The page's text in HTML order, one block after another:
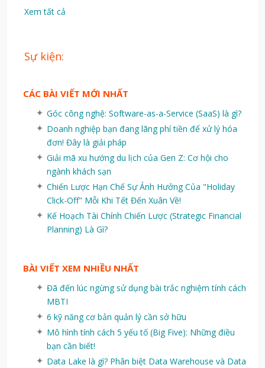
Xem tất cả
Sự kiện:
CÁC BÀI VIẾT MỚI NHẤT
Góc công nghệ: Software-as-a-Service (SaaS) là gì?
Doanh nghiệp bạn đang lãng phí tiền để xử lý hóa
đơn! Đây là giải pháp
Giải mã xu hướng du lịch của Gen Z: Cơ hội cho
ngành khách sạn
Chiến Lược Hạn Chế Sự Ảnh Hưởng Của "Holiday
Click-Off" Mỗi Khi Tết Đến Xuân Về!
Kế Hoạch Tài Chính Chiến Lược (Strategic Financial
Planning) Là Gì?
BÀI VIẾT XEM NHIỀU NHẤT
Đã đến lúc ngừng sử dụng bài trắc nghiệm tính cách
MBTI
6 kỹ năng cơ bản quản lý cần sở hữu
Mô hình tính cách 5 yếu tố (Big Five): Những điều
bạn cần biết!
Data Lake là gì? Phân biệt Data Warehouse và Data